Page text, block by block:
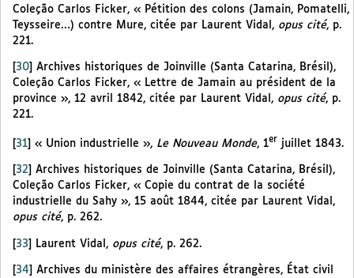
Coleção Carlos Ficker, « Pétition des colons (Jamain, Pomatelli,
Teysseire…) contre Mure, citée par Laurent Vidal, opus cité, p.
221.
30
Archives historiques de Joinville (Santa Catarina, Brésil),
Coleção Carlos Ficker, « Lettre de Jamain au président de la
province », 12 avril 1842, citée par Laurent Vidal, opus cité, p.
221.
[31] « Union industrielle », Le Nouveau Monde, 1er juillet 1843.
32
Archives historiques de Joinville (Santa Catarina, Brésil),
Coleção Carlos Ficker, « Copie du contrat de la société
industrielle du Sahy », 15 août 1844, citée par Laurent Vidal,
opus cité, p. 262.
[33] Laurent Vidal, opus cité, p. 262.
34 Archives du ministère des affaires étrangères, État civil